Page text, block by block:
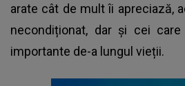
arate cât de mult îi apreciază,
necondiționat, dar și cei
importante de-a lungul vieții.